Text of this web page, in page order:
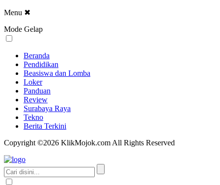
Menu ✖
Mode Gelap
Beranda
Pendidikan
Beasiswa dan Lomba
Loker
Panduan
Review
Surabaya Raya
Tekno
Berita Terkini
Copyright ©2026 KlikMojok.com All Rights Reserved